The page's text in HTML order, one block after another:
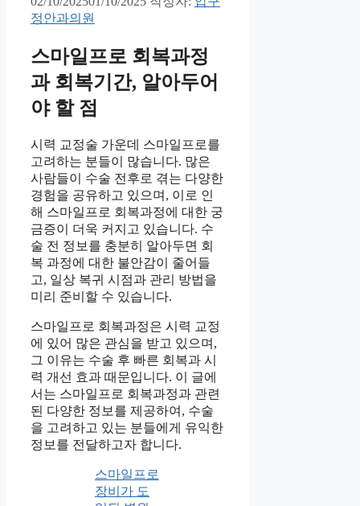
정안과의원
스마일프로 회복과정
과 회복기간, 알아두어
야 할 점
시력 교정술 가운데 스마일프로를
고려하는 분들이 많습니다. 많은
사람들이 수술 전후로 겪는 다양한
경험을 공유하고 있으며, 이로 인
해 스마일프로 회복과정에 대한 궁
금증이 더욱 커지고 있습니다. 수
술 전 정보를 충분히 알아두면 회
복 과정에 대한 불안감이 줄어들
고, 일상 복귀 시점과 관리 방법을
미리 준비할 수 있습니다.
스마일프로 회복과정은 시력 교정
에 있어 많은 관심을 받고 있으며,
그 이유는 수술 후 빠른 회복과 시
력 개선 효과 때문입니다. 이 글에
서는 스마일프로 회복과정과 관련
된 다양한 정보를 제공하여, 수술
을 고려하고 있는 분들에게 유익한
정보를 전달하고자 합니다.
스마일프로
장비가 도